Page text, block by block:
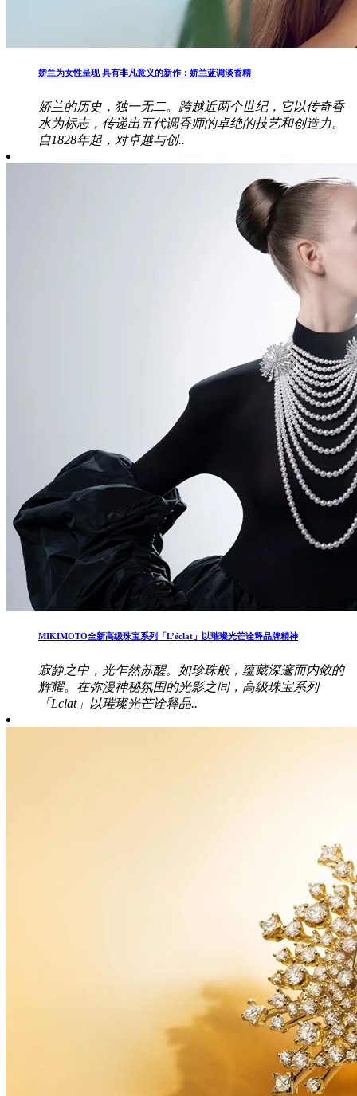
娇兰为女性呈现 具有非凡意义的新作：娇兰蓝调淡香精
娇兰的历史，独一无二。跨越近两个世纪，它以传奇香
水为标志，传递出五代调香师的卓绝的技艺和创造力。
自1828年起，对卓越与创..
MIKIMOTO全新高级珠宝系列「L’éclat」以璀璨光芒诠释品牌精神
寂静之中，光乍然苏醒。如珍珠般，蕴藏深邃而内敛的
辉耀。在弥漫神秘氛围的光影之间，高级珠宝系列
「Lclat」以璀璨光芒诠释品..